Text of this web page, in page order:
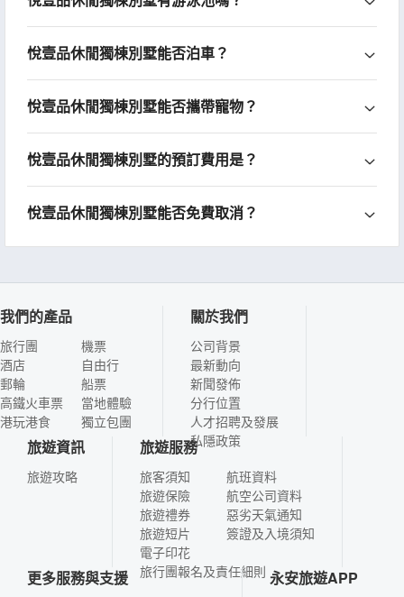
悅壹品休閒獨棟別墅能否泊車？
悅壹品休閒獨棟別墅能否攜帶寵物？
悅壹品休閒獨棟別墅的預訂費用是？
悅壹品休閒獨棟別墅能否免費取消？
我們的產品
旅行團
酒店
郵輪
高鐵火車票
港玩港食
機票
自由行
船票
當地體驗
獨立包團
關於我們
公司背景
最新動向
新聞發佈
分行位置
人才招聘及發展
私隱政策
旅遊資訊
旅遊攻略
旅遊服務
旅客須知
旅遊保險
旅遊禮券
旅遊短片
電子印花
航班資料
航空公司資料
惡劣天氣通知
簽證及入境須知
旅行團報名及責任細則
更多服務與支援 永安旅遊APP